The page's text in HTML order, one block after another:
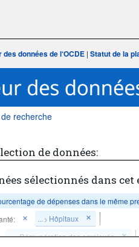
données de l‘OCDE |Statut de la
recherche
de données:
sélectionnés dans cet
de dépenses dans le même
... > Hôpitaux
...>Rémunération des employés